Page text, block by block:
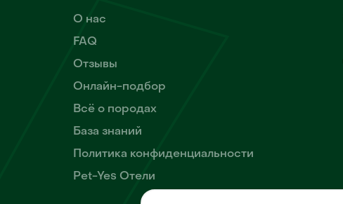
О нас
FAQ
Отзывы
Онлайн-подбор
Всё о породах
База знаний
Политика конфиденциальности
Pet-Yes Отели